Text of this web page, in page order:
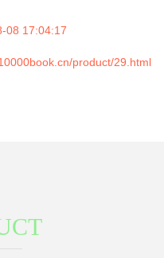
08 17:04:17
product/29.html